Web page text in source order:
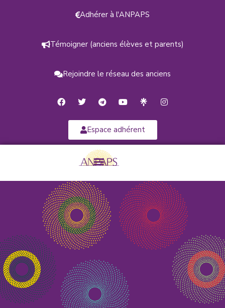
Adhérer à l'ANPAPS
Témoigner (anciens élèves et parents)
Rejoindre le réseau des anciens
Espace adhérent